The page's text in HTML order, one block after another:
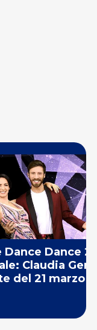
Dance Dance 2,
Claudia Gerini
del 21 marzo